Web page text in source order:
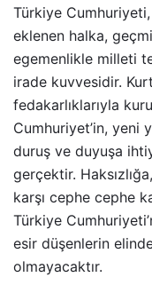
Türkiye
eklenen halka,
egemenlikle milleti
irade kuvvesidir.
fedakarlıklarıyla
Cumhuriyet’in, yeni
duruş ve duyuşa
gerçektir.
karşı cephe cephe
Türkiye
esir düşenlerin
olmayacaktır.